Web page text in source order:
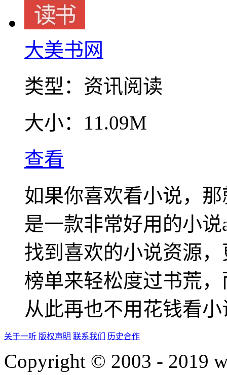
大美书网
类型： 资讯阅读
大小： 11.09M
查看
如果你喜欢看小说，
是一款非常好用的小
找到喜欢的小说资源
榜单来轻松度过书荒
从此再也不用花钱看
关于一听 版权声明 联系我们 历史合作
Copyright © 2003 - 2019